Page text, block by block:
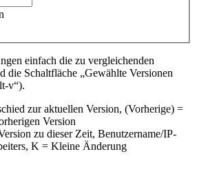
einfach die zu vergleichenden
die Schaltfläche „Gewählte Versionen
v“).
zur aktuellen Version, (Vorherige) =
Version
zu dieser Zeit, Benutzername/IP-
K = Kleine Änderung